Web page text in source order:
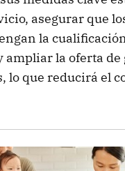
asegurar que
la
ampliar la oferta
lo que reducirá el